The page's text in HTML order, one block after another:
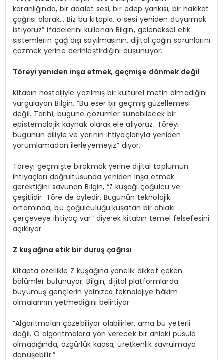
karanlığında, bir adalet sesi, bir edep yankısı, bir hakikat
çağrısı olarak… Biz bu kitapla, o sesi yeniden duyurmak
istiyoruz” ifadelerini kullanan Bilgin, geleneksel etik
sistemlerin çağ dışı sayılmasının, dijital çağın sorunlarını
çözmek yerine derinleştirdiğini düşünüyor.
Töreyi yeniden inşa etmek, geçmişe dönmek değil
Kitabın nostaljiyle yazılmış bir kültürel metin olmadığını
vurgulayan Bilgin, “Bu eser bir geçmiş güzellemesi
değil. Tarihi, bugüne çözümler sunabilecek bir
epistemolojik kaynak olarak ele alıyoruz. Töreyi
bugünün diliyle ve yarının ihtiyaçlarıyla yeniden
yorumlamadan ilerleyemeyiz” diyor.
Töreyi geçmişte bırakmak yerine dijital toplumun
ihtiyaçları doğrultusunda yeniden inşa etmek
gerektiğini savunan Bilgin, “Z kuşağı çoğulcu ve
çeşitlidir. Töre de öyledir. Bugünün teknolojik
ortamında, bu çoğulculuğu kuşatan bir ahlaki
çerçeveye ihtiyaç var” diyerek kitabın temel felsefesini
açıklıyor.
Z kuşağına etik bir duruş çağrısı
Kitapta özellikle Z kuşağına yönelik dikkat çeken
bölümler bulunuyor. Bilgin, dijital platformlarda
büyümüş gençlerin yalnızca teknolojiye hâkim
olmalarının yetmediğini belirtiyor:
“Algoritmaları çözebiliyor olabilirler, ama bu yeterli
değil. O algoritmalara yön verecek bir ahlaki pusula
olmadığında, özgürlük kaosa, üretkenlik savrulmaya
dönüşebilir.”